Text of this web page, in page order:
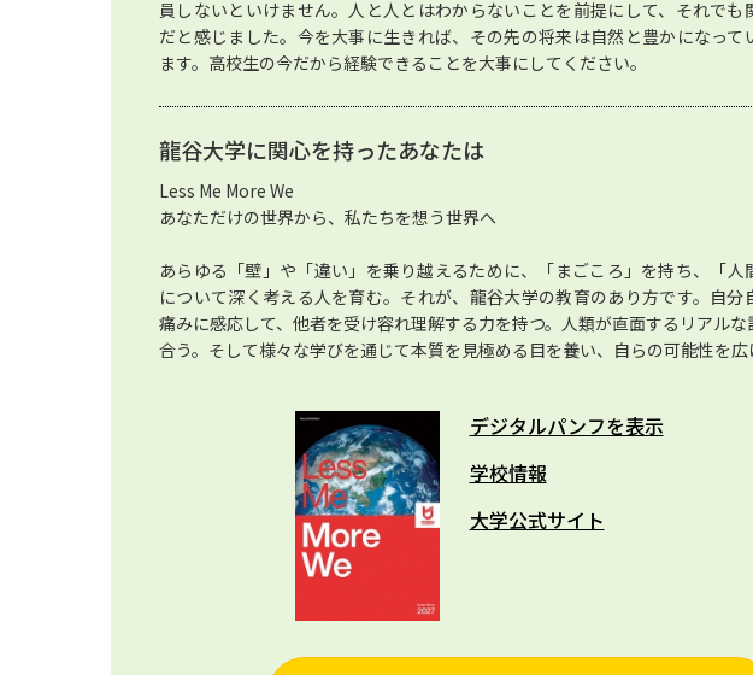
員しないといけません。人と人とはわからないことを前提にして、それでも
だと感じました。今を大事に生きれば、その先の将来は自然と豊かになって
ます。高校生の今だから経験できることを大事にしてください。
龍谷大学に関心を持ったあなたは
Less Me More We
あなただけの世界から、私たちを想う世界へ
あらゆる「壁」や「違い」を乗り越えるために、「まごころ」を持ち、「人
について深く考える人を育む。それが、龍谷大学の教育のあり方です。自分
痛みに感応して、他者を受け容れ理解する力を持つ。人類が直面するリアルな
合う。そして様々な学びを通じて本質を見極める目を養い、自らの可能性を広
デジタルパンフを表示
学校情報
大学公式サイト